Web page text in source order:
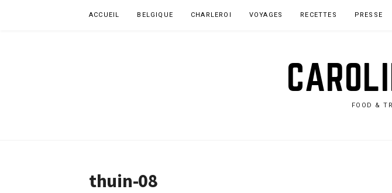
ACCUEIL BELGIQUE CHARLEROI VOYAGES RECETTES PRESSE
FOOD &
thuin-08